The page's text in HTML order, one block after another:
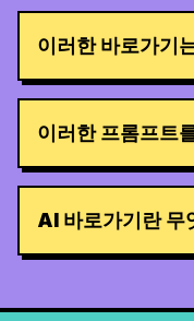
이러한 바로가기
이러한 프롬프트
AI 바로가기란 무